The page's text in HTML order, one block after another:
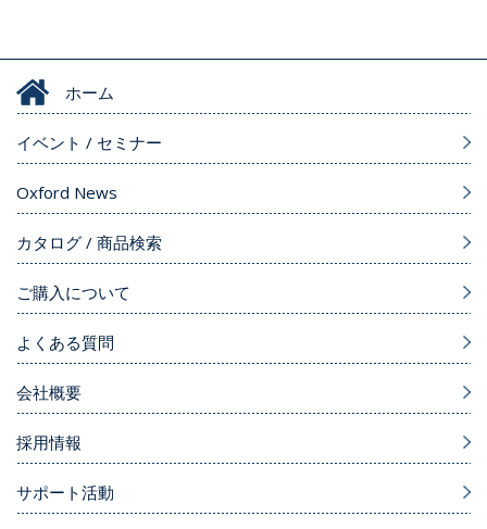
ホーム
イベント / セミナー
Oxford News
カタログ / 商品検索
ご購入について
よくある質問
会社概要
採用情報
サポート活動